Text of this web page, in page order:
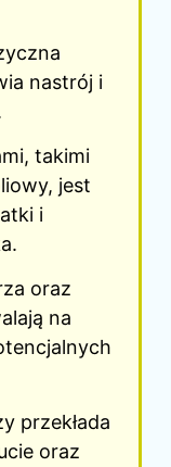
nastrój i
takimi
jest
i
oraz
na
przekłada
oraz